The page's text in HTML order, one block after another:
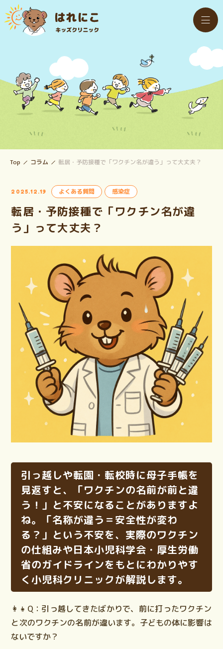
Top コラム 転居・予防接種で「ワクチン名が違う」って大丈夫？
2025.12.19 よくある質問 感染症
転居・予防接種で「ワクチン名が違
う」って大丈夫？
引っ越しや転園・転校時に母子手帳を
見返すと、「ワクチンの名前が前と違
う！」と不安になることがありますよ
ね。「名称が違う＝安全性が変わ
る？」という不安を、実際のワクチン
の仕組みや日本小児科学会・厚生労働
省のガイドラインをもとにわかりやす
く小児科クリニックが解説します。
👩‍👧 Q：引っ越してきたばかりで、前に打ったワクチン
と次のワクチンの名前が違います。子どもの体に影響は
ないですか？